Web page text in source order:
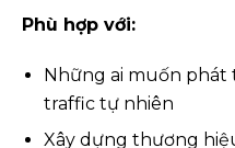
Phù hợp với:
Những ai muốn phát
traffic tự nhiên
Xây dựng thương